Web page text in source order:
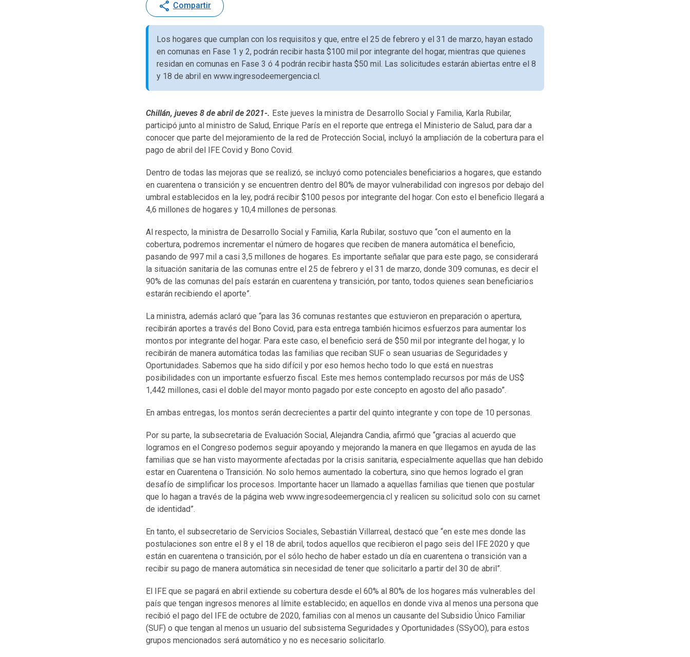
share Compartir
Los hogares que cumplan con los requisitos y que, entre el 25 de febrero y el 31 de marzo, hayan estado
en comunas en Fase 1 y 2, podrán recibir hasta $100 mil por integrante del hogar, mientras que quienes
residan en comunas en Fase 3 ó 4 podrán recibir hasta $50 mil. Las solicitudes estarán abiertas entre el 8
y 18 de abril en www.ingresodeemergencia.cl.
Chillán, jueves 8 de abril de 2021-. Este jueves la ministra de Desarrollo Social y Familia, Karla Rubilar,
participó junto al ministro de Salud, Enrique París en el reporte que entrega el Ministerio de Salud, para dar a
conocer que parte del mejoramiento de la red de Protección Social, incluyó la ampliación de la cobertura para el
pago de abril del IFE Covid y Bono Covid.
Dentro de todas las mejoras que se realizó, se incluyó como potenciales beneficiarios a hogares, que estando
en cuarentena o transición y se encuentren dentro del 80% de mayor vulnerabilidad con ingresos por debajo del
umbral establecidos en la ley, podrá recibir $100 pesos por integrante del hogar. Con esto el beneficio llegará a
4,6 millones de hogares y 10,4 millones de personas.
Al respecto, la ministra de Desarrollo Social y Familia, Karla Rubilar, sostuvo que “con el aumento en la
cobertura, podremos incrementar el número de hogares que reciben de manera automática el beneficio,
pasando de 997 mil a casi 3,5 millones de hogares. Es importante señalar que para este pago, se considerará
la situación sanitaria de las comunas entre el 25 de febrero y el 31 de marzo, donde 309 comunas, es decir el
90% de las comunas del país estarán en cuarentena y transición, por tanto, todos quienes sean beneficiarios
estarán recibiendo el aporte”.
La ministra, además aclaró que “para las 36 comunas restantes que estuvieron en preparación o apertura,
recibirán aportes a través del Bono Covid, para esta entrega también hicimos esfuerzos para aumentar los
montos por integrante del hogar. Para este caso, el beneficio será de $50 mil por integrante del hogar, y lo
recibirán de manera automática todas las familias que reciban SUF o sean usuarias de Seguridades y
Oportunidades. Sabemos que ha sido difícil y por eso hemos hecho todo lo que está en nuestras
posibilidades con un importante esfuerzo fiscal. Este mes hemos contemplado recursos por más de US$
1,442 millones, casi el doble del mayor monto pagado por este concepto en agosto del año pasado”.
En ambas entregas, los montos serán decrecientes a partir del quinto integrante y con tope de 10 personas.
Por su parte, la subsecretaria de Evaluación Social, Alejandra Candia, afirmó que “gracias al acuerdo que
logramos en el Congreso podemos seguir apoyando y mejorando la manera en que llegamos en ayuda de las
familias que se han visto mayormente afectadas por la crisis sanitaria, especialmente aquellas que han debido
estar en Cuarentena o Transición. No solo hemos aumentado la cobertura, sino que hemos logrado el gran
desafío de simplificar los procesos. Importante hacer un llamado a aquellas familias que tienen que postular
que lo hagan a través de la página web www.ingresodeemergencia.cl y realicen su solicitud solo con su carnet
de identidad”.
En tanto, el subsecretario de Servicios Sociales, Sebastián Villarreal, destacó que “en este mes donde las
postulaciones son entre el 8 y el 18 de abril, todos aquellos que recibieron el pago seis del IFE 2020 y que
están en cuarentena o transición, por el sólo hecho de haber estado un día en cuarentena o transición van a
recibir su pago de manera automática sin necesidad de tener que solicitarlo a partir del 30 de abril”.
El IFE que se pagará en abril extiende su cobertura desde el 60% al 80% de los hogares más vulnerables del
país que tengan ingresos menores al límite establecido; en aquellos en donde viva al menos una persona que
recibió el pago del IFE de octubre de 2020, familias con al menos un causante del Subsidio Único Familiar
(SUF) o que tengan al menos un usuario del subsistema Seguridades y Oportunidades (SSyOO), para estos
grupos mencionados será automático y no es necesario solicitarlo.